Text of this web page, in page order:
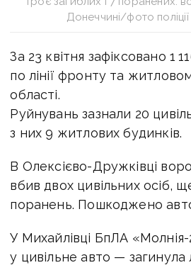
Донеччині/фото
За 23 квітня зафіксовано 1
по лінії фронту та
області.
Руйнувань зазнали 20
з них 9 житлових будинків.
В Олексієво-Дружківці
вбив двох цивільних осіб,
поранень. Пошкоджено
У Михайлівці БпЛА «Молнія-
у цивільне авто — загинула